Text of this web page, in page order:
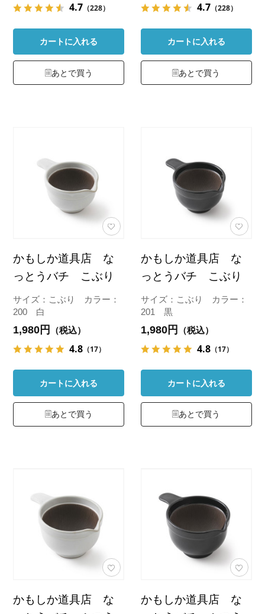
4.7 （228）
カートに入れる
あとで買う
4.7 （228）
カートに入れる
あとで買う
かもしか道具店 な
っとうバチ こぶり
サイズ：こぶり カラー：
200 白
1,980円 （税込）
4.8 （17）
カートに入れる
あとで買う
かもしか道具店 な
っとうバチ こぶり
サイズ：こぶり カラー：
201 黒
1,980円 （税込）
4.8 （17）
カートに入れる
あとで買う
かもしか道具店 な
かもしか道具店 な